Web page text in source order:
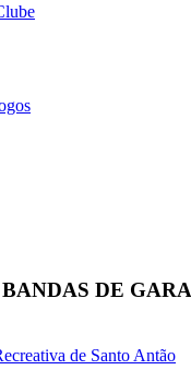
DE
de Santo Antão